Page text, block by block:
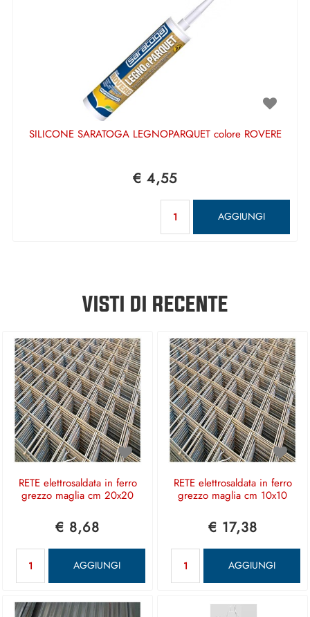
SILICONE SARATOGA LEGNOPARQUET colore ROVERE
€ 4,55
AGGIUNGI
VISTI DI RECENTE
RETE elettrosaldata in ferro
grezzo maglia cm 20x20
€ 8,68
AGGIUNGI
RETE elettrosaldata in ferro
grezzo maglia cm 10x10
€ 17,38
AGGIUNGI